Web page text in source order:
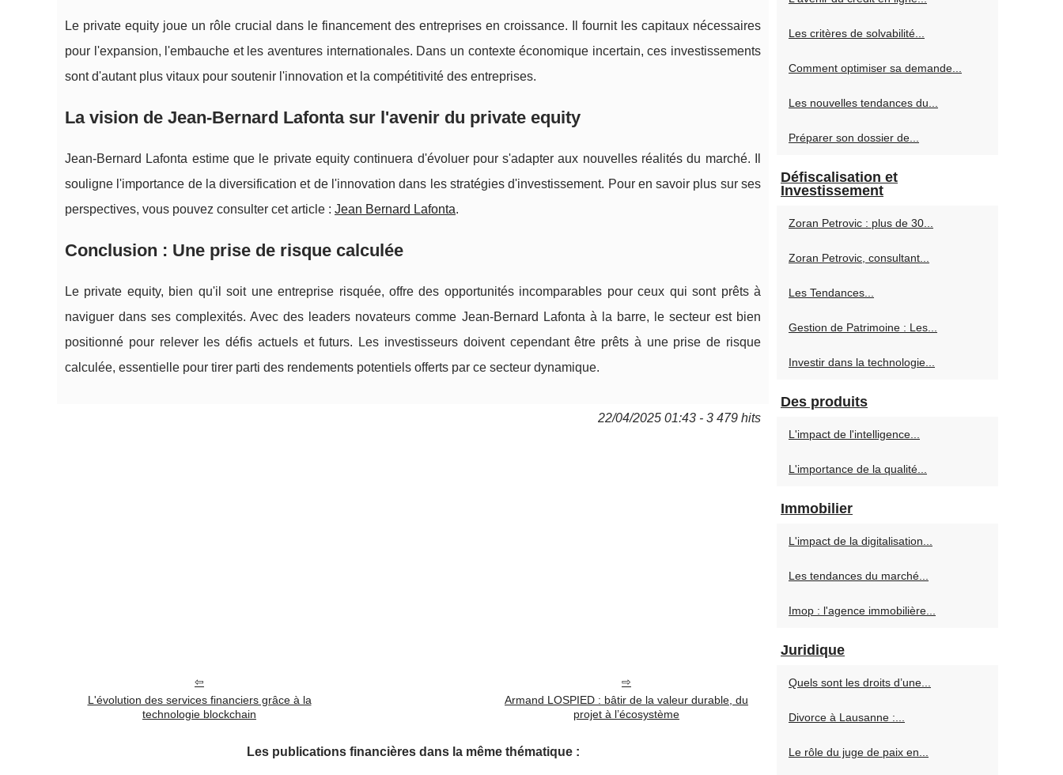
Le private equity joue un rôle crucial dans le financement des entreprises en croissance. Il fournit les capitaux nécessaires
pour l'expansion, l'embauche et les aventures internationales. Dans un contexte économique incertain, ces investissements
sont d'autant plus vitaux pour soutenir l'innovation et la compétitivité des entreprises.
La vision de Jean-Bernard Lafonta sur l'avenir du private equity
Jean-Bernard Lafonta estime que le private equity continuera d'évoluer pour s'adapter aux nouvelles réalités du marché. Il
souligne l'importance de la diversification et de l'innovation dans les stratégies d'investissement. Pour en savoir plus sur ses
perspectives, vous pouvez consulter cet article : Jean Bernard Lafonta.
Conclusion : Une prise de risque calculée
Le private equity, bien qu'il soit une entreprise risquée, offre des opportunités incomparables pour ceux qui sont prêts à
naviguer dans ses complexités. Avec des leaders novateurs comme Jean-Bernard Lafonta à la barre, le secteur est bien
positionné pour relever les défis actuels et futurs. Les investisseurs doivent cependant être prêts à une prise de risque
calculée, essentielle pour tirer parti des rendements potentiels offerts par ce secteur dynamique.
22/04/2025 01:43 - 3 479 hits
L'évolution des services financiers grâce à la
technologie blockchain
Armand LOSPIED : bâtir de la valeur durable, du
projet à l’écosystème
Les publications financières dans la même thématique :
Les critères de solvabilité...
Comment optimiser sa demande...
Les nouvelles tendances du...
Préparer son dossier de...
Défiscalisation et
Investissement
Zoran Petrovic : plus de 30...
Zoran Petrovic, consultant...
Les Tendances...
Gestion de Patrimoine : Les...
Investir dans la technologie...
Des produits
L'impact de l'intelligence...
L'importance de la qualité...
Immobilier
L'impact de la digitalisation...
Les tendances du marché...
Imop : l'agence immobilière...
Juridique
Quels sont les droits d’une...
Divorce à Lausanne :...
Le rôle du juge de paix en...